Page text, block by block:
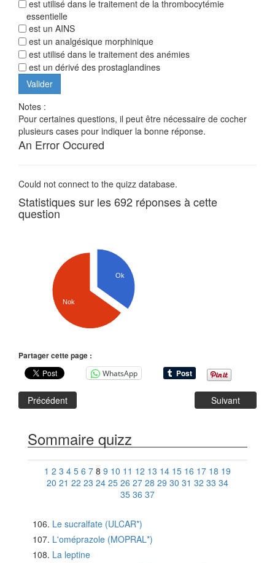
est utilisé dans le traitement de la thrombocytémie
essentielle
est un AINS
est un analgésique morphinique
est utilisé dans le traitement des anémies
est un dérivé des prostaglandines
Notes :
Pour certaines questions, il peut être nécessaire de cocher
plusieurs cases pour indiquer la bonne réponse.
An Error Occured
Could not connect to the quizz database.
Statistiques sur les 692 réponses à cette
question
Ok
Nok
Partager cette page :
WhatsApp
Précédent Suivant
Sommaire quizz
1 2 3 4 5 6 7 8 9 10 11 12 13 14 15 16 17 18 19
20 21 22 23 24 25 26 27 28 29 30 31 32 33 34
35 36 37
Le sucralfate (ULCAR*)
L'oméprazole (MOPRAL*)
La leptine